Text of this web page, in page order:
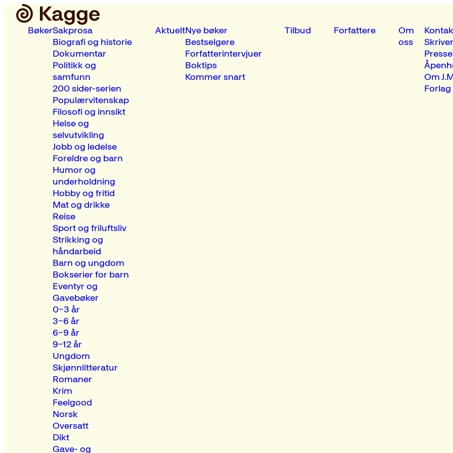
BøkerSakprosa
Biografi og historie
Dokumentar
Politikk og
samfunn
200 sider-serien
Populærvitenskap
Filosofi og innsikt
Helse og
selvutvikling
Jobb og ledelse
Foreldre og barn
Humor og
underholdning
Hobby og fritid
Mat og drikke
Reise
Sport og friluftsliv
Strikking og
håndarbeid
Barn og ungdom
Bokserier for barn
Eventyr og
Gavebøker
0–3 år
3–6 år
6–9 år
9–12 år
Ungdom
Skjønnlitteratur
Romaner
Krim
Feelgood
Norsk
Oversatt
Dikt
Gave- og
AktueltNye bøker
Bestselgere
Forfatterintervjuer
Boktips
Kommer snart
Tilbud Forfattere
Om
oss
Presse
Om
Forlag